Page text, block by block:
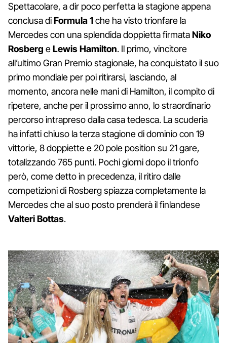
Spettacolare, a dir poco perfetta la stagione appena
conclusa diFormula 1che ha visto trionfare la
Mercedes con una splendida doppietta firmataNiko
Rosberg eLewis Hamilton. Il primo, vincitore
all’ultimo Gran Premio stagionale, ha conquistato il suo
primo mondiale per poi ritirarsi, lasciando, al
momento, ancora nelle mani di Hamilton, il compito di
ripetere, anche per il prossimo anno, lo straordinario
percorso intrapreso dalla casa tedesca. La scuderia
ha infatti chiuso la terza stagione di dominio con 19
vittorie, 8 doppiette e 20 pole position su 21 gare,
totalizzando 765 punti. Pochi giorni dopo il trionfo
però, come detto in precedenza, il ritiro dalle
competizioni di Rosberg spiazza completamente la
Mercedes che al suo posto prenderà il finlandese
Valteri Bottas.